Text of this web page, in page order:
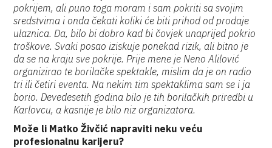
pokrijem, ali puno toga moram i sam pokriti sa svojim
sredstvima i onda čekati koliki će biti prihod od prodaje
ulaznica. Da, bilo bi dobro kad bi čovjek unaprijed pokrio
troškove. Svaki posao iziskuje ponekad rizik, ali bitno je
da se na kraju sve pokrije. Prije mene je Neno Alilović
organizirao te borilačke spektakle, mislim da je on radio
tri ili četiri eventa. Na nekim tim spektaklima sam se i ja
borio. Devedesetih godina bilo je tih borilačkih priredbi u
Karlovcu, a kasnije je bilo niz organizatora.
Može li Matko Živčić napraviti neku veću
profesionalnu karijeru?